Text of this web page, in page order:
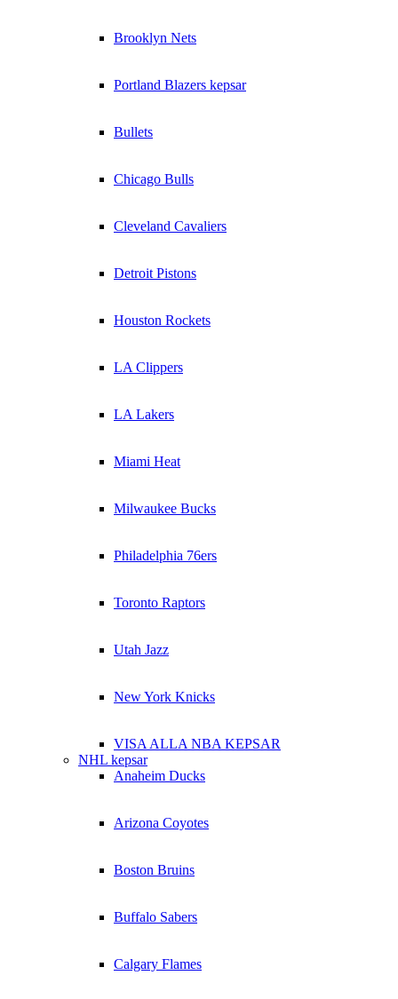
Brooklyn Nets
Portland Blazers kepsar
Bullets
Chicago Bulls
Cleveland Cavaliers
Detroit Pistons
Houston Rockets
LA Clippers
LA Lakers
Miami Heat
Milwaukee Bucks
Philadelphia 76ers
Toronto Raptors
Utah Jazz
New York Knicks
VISA ALLA NBA KEPSAR
NHL kepsar
Anaheim Ducks
Arizona Coyotes
Boston Bruins
Buffalo Sabers
Calgary Flames